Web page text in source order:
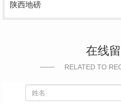
陕西地磅
在线
RELATED TO